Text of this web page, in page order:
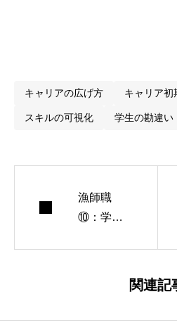
キャリアの広げ方 キャリア初
スキルの可視化 学生の勘違い
漁師職
⑩：学生
関連記